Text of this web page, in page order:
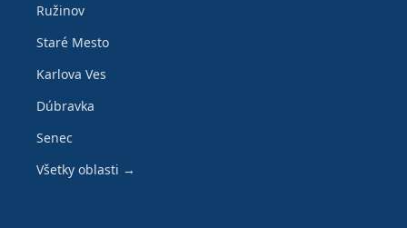
Ružinov
Staré Mesto
Karlova Ves
Dúbravka
Senec
Všetky oblasti →